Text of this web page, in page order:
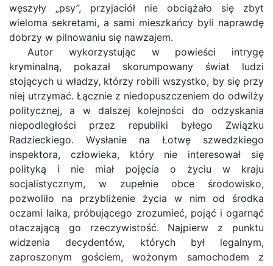
węszyły „psy”, przyjaciół nie obciążało się zbyt
wieloma sekretami, a sami mieszkańcy byli naprawdę
dobrzy w pilnowaniu się nawzajem.
Autor wykorzystując w powieści intrygę
kryminalną, pokazał skorumpowany świat ludzi
stojących u władzy, którzy robili wszystko, by się przy
niej utrzymać. Łącznie z niedopuszczeniem do odwilży
politycznej, a w dalszej kolejności do odzyskania
niepodległości przez republiki byłego Związku
Radzieckiego. Wysłanie na Łotwę szwedzkiego
inspektora, człowieka, który nie interesował się
polityką i nie miał pojęcia o życiu w kraju
socjalistycznym, w zupełnie obce środowisko,
pozwoliło na przybliżenie życia w nim od środka
oczami laika, próbującego zrozumieć, pojąć i ogarnąć
otaczającą go rzeczywistość. Najpierw z punktu
widzenia decydentów, których był legalnym,
zaproszonym gościem, wożonym samochodem z